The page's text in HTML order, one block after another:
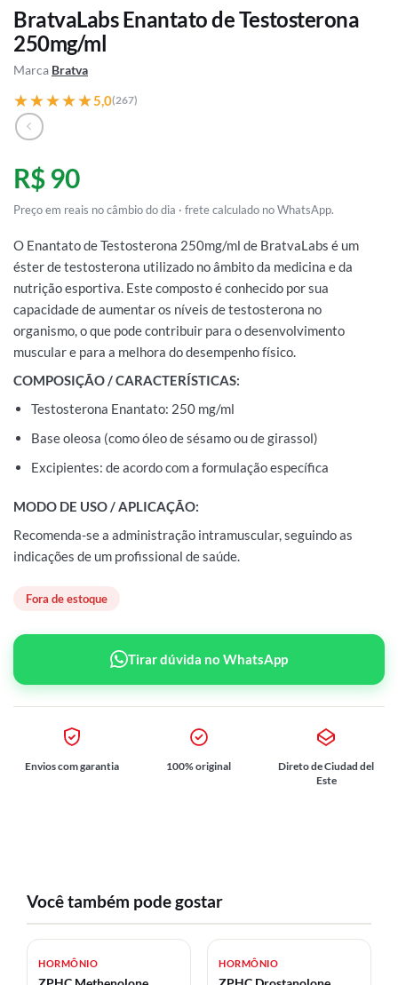
BratvaLabs Enantato de Testosterona
250mg/ml
Marca Bratva
★★★★★
★★★★★5,0(267)
R$ 90
Preço em reais no câmbio do dia · frete calculado no WhatsApp.
O Enantato de Testosterona 250mg/ml de BratvaLabs é um
éster de testosterona utilizado no âmbito da medicina e da
nutrição esportiva. Este composto é conhecido por sua
capacidade de aumentar os níveis de testosterona no
organismo, o que pode contribuir para o desenvolvimento
muscular e para a melhora do desempenho físico.
COMPOSIÇÃO / CARACTERÍSTICAS:
Testosterona Enantato: 250 mg/ml
Base oleosa (como óleo de sésamo ou de girassol)
Excipientes: de acordo com a formulação específica
MODO DE USO / APLICAÇÃO:
Recomenda-se a administração intramuscular, seguindo as
indicações de um profissional de saúde.
Fora de estoque
Tirar dúvida no WhatsApp
Envios com garantia 100% original
Direto de Ciudad del
Este
Você também pode gostar
HORMÔNIO HORMÔNIO